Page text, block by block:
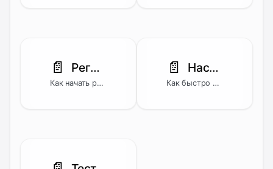
📄️ Регистрация через менеджера
Как начать работу после регистрации через менеджера edna — оставить заявку, получить доступ и войти в личный кабинет.
📄️ Настройка и быстрый старт
Как быстро настроить edna Pulse и отправить первую рассылку — от подключения канала до анализа результатов.